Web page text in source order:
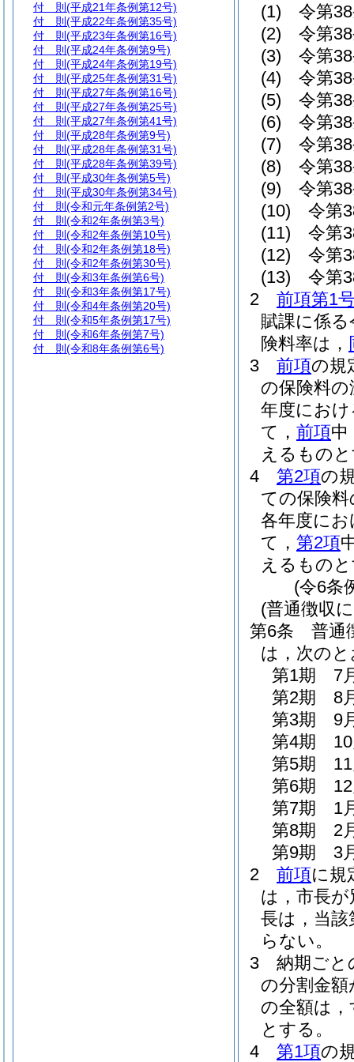
(1)
令第
(2)
令第
(3)
令第
(4)
令第
(5)
令第
(6)
令第
(7)
令第
(8)
令第
(9)
令第
(10)
令第
(11)
令第
(12)
令第
(13)
令第
2
前項第1
賦課に係
険料率は，
3
前項の規
の保険料
年度にお
て， 前項中
えるもの
4
第2項の
ての保険
各年度に
て， 第2項
えるもの
(令6条
(普通徴収
第6条
普通
は，次の
第1期 7
第2期 8
第3期 9
第4期 10
第5期 11
第6期 12
第7期 1
第8期 2
第9期 3
2
前項に規
は，市長
長は，当
らない。
3
納期ごと
の分割金
の全額は
とする。
4
第1項の
付 則 (平成21年条例第12号)
付 則 (平成22年条例第35号)
付 則 (平成23年条例第16号)
付 則 (平成24年条例第9号)
付 則 (平成24年条例第19号)
付 則 (平成25年条例第31号)
付 則 (平成27年条例第16号)
付 則 (平成27年条例第25号)
付 則 (平成27年条例第41号)
付 則 (平成28年条例第9号)
付 則 (平成28年条例第31号)
付 則 (平成28年条例第39号)
付 則 (平成30年条例第5号)
付 則 (平成30年条例第34号)
付 則 (令和元年条例第2号)
付 則 (令和2年条例第3号)
付 則 (令和2年条例第10号)
付 則 (令和2年条例第18号)
付 則 (令和2年条例第30号)
付 則 (令和3年条例第6号)
付 則 (令和3年条例第17号)
付 則 (令和4年条例第20号)
付 則 (令和5年条例第17号)
付 則 (令和6年条例第7号)
付 則 (令和8年条例第6号)